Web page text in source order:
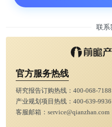
间间隔内发射的脉冲或脉
雷达。这反过来又使激光
行，并以更高的空间分辨
绘制场景。
下图的图1是20号深度感
是流程图，示意性地说明
联系
官方服务热线
研究报告订购热线： 400-068-7188
产业规划项目热线： 400-639-9936
客服邮箱： service@qianzhan.com